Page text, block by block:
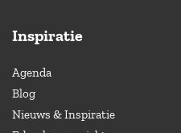
Inspiratie
Agenda
Blog
Nieuws & Inspiratie